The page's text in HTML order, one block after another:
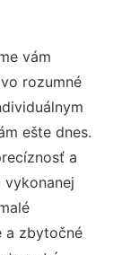
vám
rozumné
ešte dnes.
a
a zbytočné